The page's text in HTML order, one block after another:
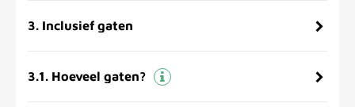
3. Inclusief gaten
3.1. Hoeveel gaten?